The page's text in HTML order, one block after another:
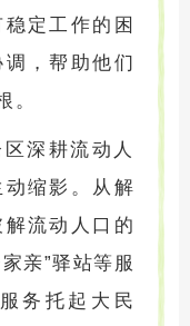
定工作的困
，帮助他们
。
深耕流动人
缩影。从解
流动人口的
亲”驿站等服
务托起大民